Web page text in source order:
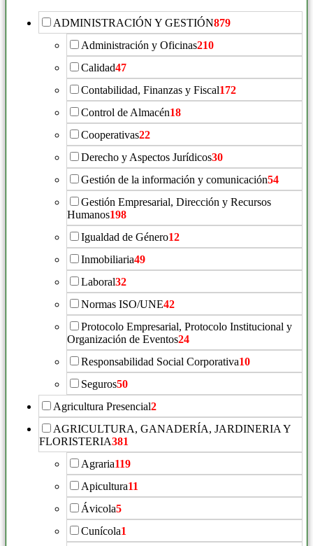
ADMINISTRACIÓN Y GESTIÓN879
Administración y Oficinas210
Calidad47
Contabilidad, Finanzas y Fiscal172
Control de Almacén18
Cooperativas22
Derecho y Aspectos Jurídicos30
Gestión de la información y comunicación54
Gestión Empresarial, Dirección y Recursos
Humanos198
Igualdad de Género12
Inmobiliaria49
Laboral32
Normas ISO/UNE42
Protocolo Empresarial, Protocolo Institucional y
Organización de Eventos24
Responsabilidad Social Corporativa10
Seguros50
Agricultura Presencial2
AGRICULTURA, GANADERÍA, JARDINERIA Y
FLORISTERIA381
Agraria119
Apicultura11
Ávicola5
Cunícola1